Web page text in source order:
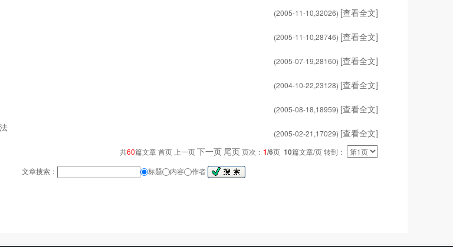
(2005-11-10,32026) [查看全文]
(2005-11-10,28746) [查看全文]
(2005-07-19,28160) [查看全文]
(2004-10-22,23128) [查看全文]
(2005-08-18,18959) [查看全文]
(2005-02-21,17029) [查看全文]
共60篇文章 首页 上一页下一页 尾页页次： 1/6页 10篇文章/页 转到：
文章搜索：
标题 内容 作者